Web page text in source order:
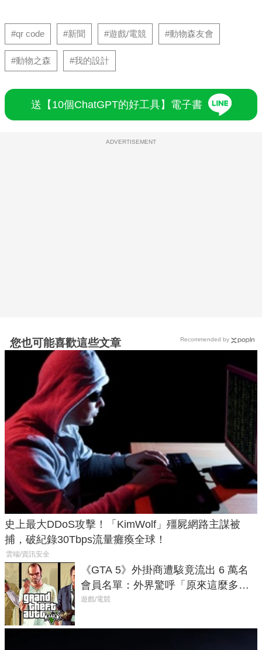
#qr code #新聞 #遊戲/電競 #動物森友會
#動物之森 #我的設計
送【10個ChatGPT的好工具】電子書
ADVERTISEMENT
您也可能喜歡這些文章
史上最大DDoS攻擊！「KimWolf」殭屍網路主謀被
捕，破紀錄30Tbps流量癱瘓全球！
雲端/資訊安全
《GTA 5》外掛商遭駭竟流出 6 萬名
會員名單：外界驚呼「原來這麼多人
在開掛！」
遊戲/電競
Recommended by